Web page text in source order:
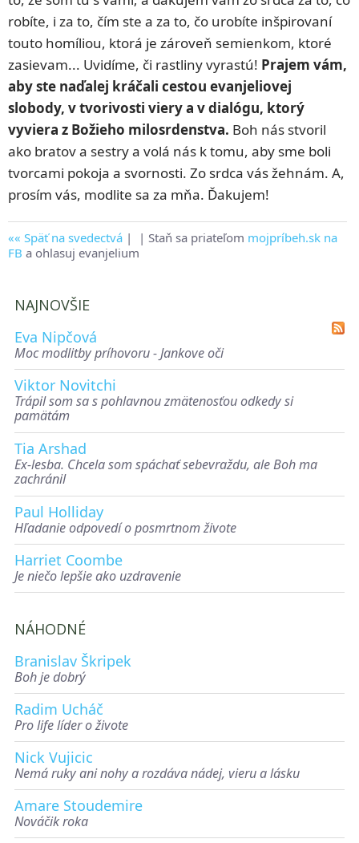
robíte, i za to, čím ste a za to, čo urobíte inšpirovaní
touto homíliou, ktorá je zároveň semienkom, ktoré
zasievam... Uvidíme, či rastliny vyrastú! Prajem vám,
aby ste naďalej kráčali cestou evanjeliovej
slobody, v tvorivosti viery a v dialógu, ktorý
vyviera z Božieho milosrdenstva. Boh nás stvoril
ako bratov a sestry a volá nás k tomu, aby sme boli
tvorcami pokoja a svornosti. Zo srdca vás žehnám. A,
prosím vás, modlite sa za mňa. Ďakujem!
Späť na svedectvá | | Staň sa priateľom mojpríbeh.sk na
FB a ohlasuj evanjelium
NAJNOVŠIE
Eva Nipčová
Moc modlitby príhovoru - Jankove oči
Viktor Novitchi
Trápil som sa s pohlavnou zmätenosťou odkedy si
pamätám
Tia Arshad
Ex-lesba. Chcela som spáchať sebevraždu, ale Boh ma
zachránil
Paul Holliday
Hľadanie odpovedí o posmrtnom živote
Harriet Coombe
Je niečo lepšie ako uzdravenie
NÁHODNÉ
Branislav Škripek
Boh je dobrý
Radim Ucháč
Pro life líder o živote
Nick Vujicic
Nemá ruky ani nohy a rozdáva nádej, vieru a lásku
Amare Stoudemire
Nováčik roka